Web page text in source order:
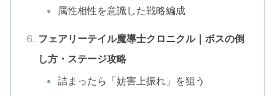
属性相性を意識した戦略編成
フェアリーテイル魔導士クロニクル｜ボスの倒
し方・ステージ攻略
詰まったら「妨害上振れ」を狙う